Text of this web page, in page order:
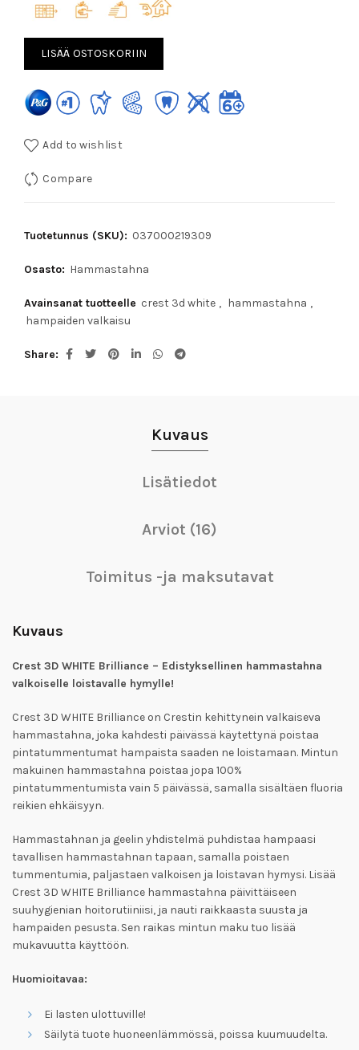
LISÄÄ OSTOSKORIIN
Add to wishlist
Compare
Tuotetunnus (SKU): 037000219309
Osasto: Hammastahna
Avainsanat tuotteelle crest 3d white , hammastahna ,
hampaiden valkaisu
Share
Kuvaus
Lisätiedot
Arviot (16)
Toimitus -ja maksutavat
Kuvaus
Crest 3D WHITE Brilliance – Edistyksellinen hammastahna
valkoiselle loistavalle hymylle!
Crest 3D WHITE Brilliance on Crestin kehittynein valkaiseva
hammastahna, joka kahdesti päivässä käytettynä poistaa
pintatummentumat hampaista saaden ne loistamaan. Mintun
makuinen hammastahna poistaa jopa 100%
pintatummentumista vain 5 päivässä, samalla sisältäen fluoria
reikien ehkäisyyn.
Hammastahnan ja geelin yhdistelmä puhdistaa hampaasi
tavallisen hammastahnan tapaan, samalla poistaen
tummentumia, paljastaen valkoisen ja loistavan hymysi. Lisää
Crest 3D WHITE Brilliance hammastahna päivittäiseen
suuhygienian hoitorutiiniisi, ja nauti raikkaasta suusta ja
hampaiden pesusta. Sen raikas mintun maku tuo lisää
mukavuutta käyttöön.
Huomioitavaa:
Ei lasten ulottuville!
Säilytä tuote huoneenlämmössä, poissa kuumuudelta.